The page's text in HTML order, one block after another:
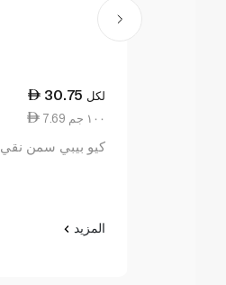
30.75 لكل
7.69 ١٠٠ جم
كيو بيبي سمن نقي 400 غرام
المزيد